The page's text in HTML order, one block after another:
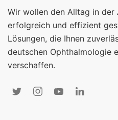
Wir wollen den Alltag in der
erfolgreich und effizient
Lösungen, die Ihnen
deutschen Ophthalmologie
verschaffen.